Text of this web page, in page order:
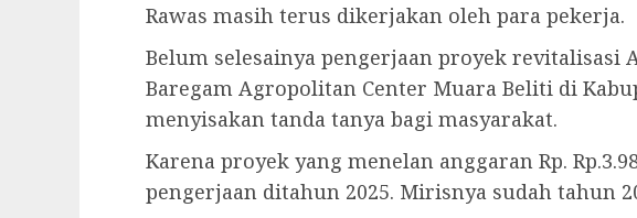
Rawas masih terus dikerjakan oleh para pekerja.
Belum selesainya pengerjaan proyek revitalisasi
Baregam Agropolitan Center Muara Beliti di
menyisakan tanda tanya bagi masyarakat.
Karena proyek yang menelan anggaran Rp.
pengerjaan ditahun 2025. Mirisnya sudah tahun